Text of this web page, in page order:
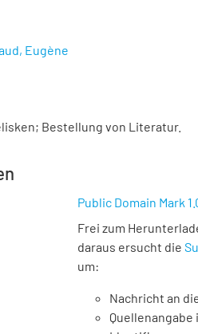
Eugène
Bestellung von Literatur.
Public Domain Mark
Frei zum
daraus ersucht die
um:
Nachricht an